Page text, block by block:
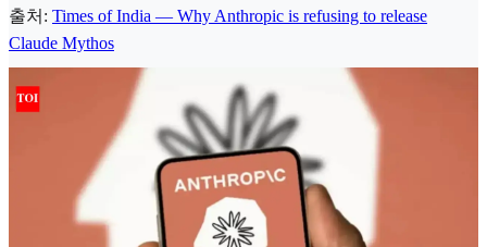
출처: Times of India — Why Anthropic is refusing to release
Claude Mythos